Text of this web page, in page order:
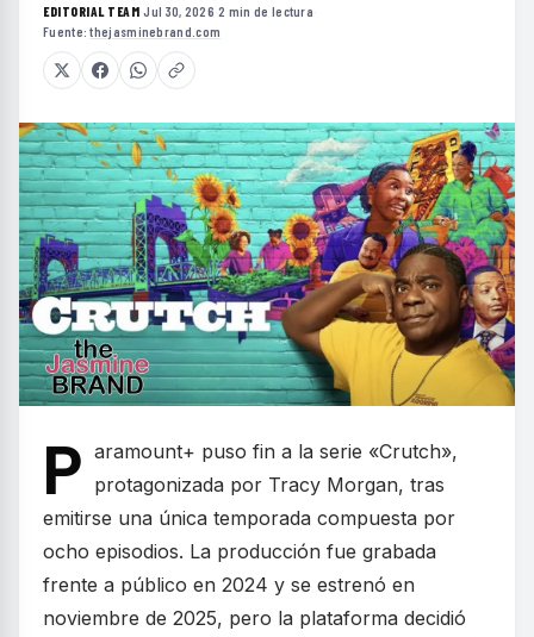
EDITORIAL TEAM·Jul 30, 2026·2 min de lectura·
Fuente:thejasminebrand.com
P aramount+ puso fin a la serie «Crutch»,
protagonizada por Tracy Morgan, tras
emitirse una única temporada compuesta por
ocho episodios. La producción fue grabada
frente a público en 2024 y se estrenó en
noviembre de 2025, pero la plataforma decidió